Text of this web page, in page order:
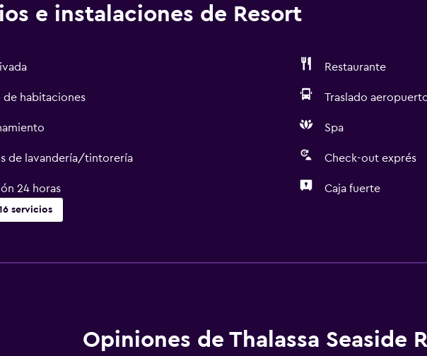
e instalaciones de Resort
Restaurante
de habitaciones Traslado
Spa
de lavandería/tintorería Check-out exprés
24 horas Caja fuerte
servicios
Servicio de habitaciones
Opiniones de Thalassa Seaside